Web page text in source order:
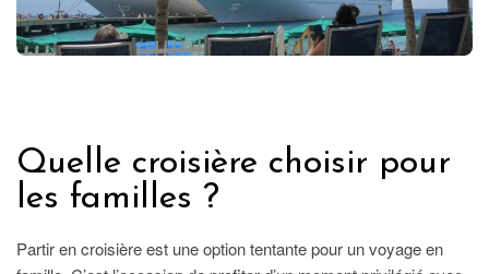
Quelle croisière choisir pour
les familles ?
Partir en croisière est une option tentante pour un voyage en